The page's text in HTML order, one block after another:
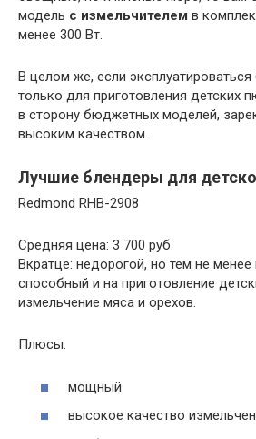
модель с измельчителем в
менее 300 Вт.
В целом же, если
только для приготовления детских
в сторону бюджетных моделей,
высоким качеством.
Лучшие блендеры для
Redmond RHB-2908
Средняя цена: 3 700 руб.
Вкратце: недорогой, но тем не
способный и на приготовление
измельчение мяса и орехов.
Плюсы:
мощный
высокое качество